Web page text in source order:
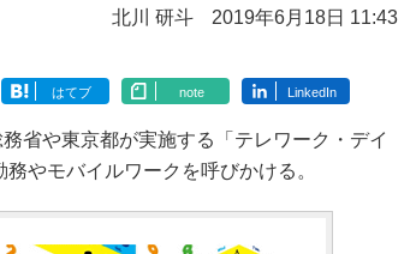
北川 研斗 2019年6月18日 11:43
はてブ note LinkedIn
省や東京都が実施する「テレワーク・デイ
やモバイルワークを呼びかける。